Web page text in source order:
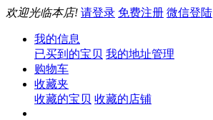
欢迎光临本店! 请登录 免费注册 微信登陆
我的信息
已买到的宝贝 我的地址管理
购物车
收藏夹
收藏的宝贝 收藏的店铺